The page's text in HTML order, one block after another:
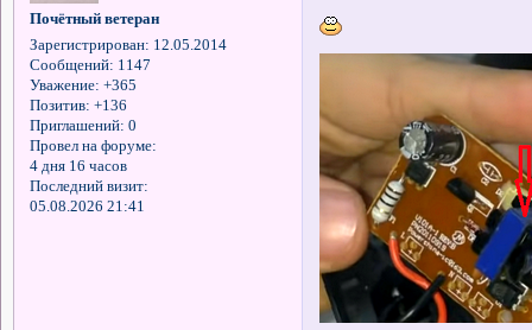
Почётный ветеран
Зарегистрирован: 12.05.2014
Сообщений: 1147
Уважение: +365
Позитив: +136
Приглашений: 0
Провел на форуме:
4 дня 16 часов
Последний визит:
05.08.2026 21:41